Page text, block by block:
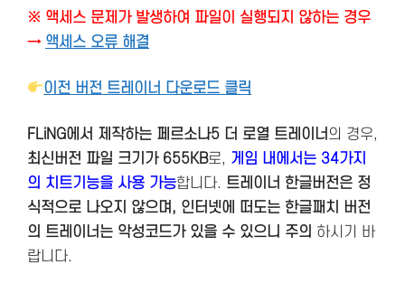
※ 액세스 문제가 발생하여 파일이 실행되지 않하는 경우
→ 액세스 오류 해결
이전 버전 트레이너 다운로드 클릭
FLiNG에서 제작하는 페르소나5 더 로열 트레이너 의 경우,
최신버전 파일 크기가 655KB로, 게임 내에서는 34가지
의 치트기능을 사용 가능합니다. 트레이너 한글버전은 정
식적으로 나오지 않으며, 인터넷에 떠도는 한글패치 버전
의 트레이너는 악성코드가 있을 수 있으니 주의 하시기 바
랍니다.